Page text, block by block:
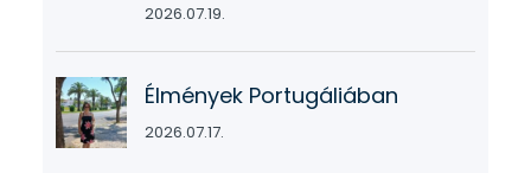
2026.07.19.
Élmények Portugáliában
2026.07.17.